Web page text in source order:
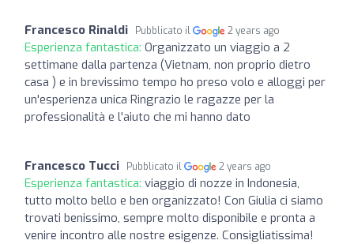
Francesco Rinaldi Pubblicato il 2 years ago
Esperienza fantastica: Organizzato un viaggio a 2
settimane dalla partenza (Vietnam, non proprio dietro
casa ) e in brevissimo tempo ho preso volo e alloggi per
un'esperienza unica Ringrazio le ragazze per la
professionalità e l'aiuto che mi hanno dato
Francesco Tucci Pubblicato il 2 years ago
Esperienza fantastica: viaggio di nozze in Indonesia,
tutto molto bello e ben organizzato! Con Giulia ci siamo
trovati benissimo, sempre molto disponibile e pronta a
venire incontro alle nostre esigenze. Consigliatissima!